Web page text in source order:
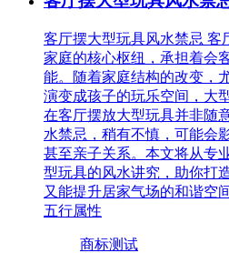
客厅摆大型玩具风水禁忌 客
家庭的核心枢纽，承担着会
能。随着家庭结构的改变，
演变成孩子的玩乐空间，大
在客厅摆放大型玩具并非随
水禁忌，稍有不慎，可能会
甚至亲子关系。本文将从专
型玩具的风水讲究，助你打
又能提升居家气场的和谐空
五行属性
商标测试